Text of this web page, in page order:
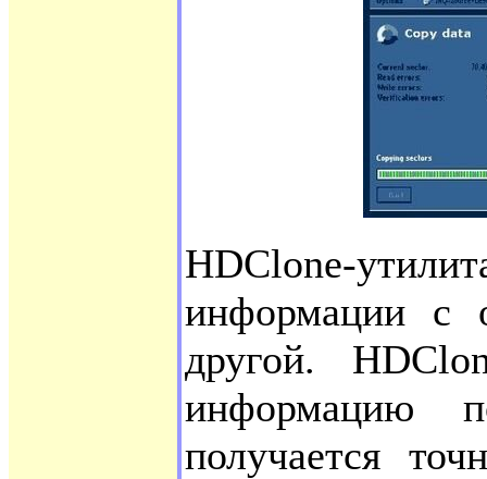
HDClone-
информации с
другой.
информацию
получается